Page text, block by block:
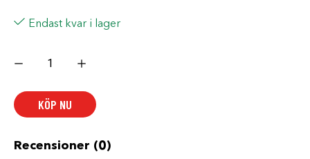
Endast kvar i lager
Tank
KÖP NU
Recensioner (0)